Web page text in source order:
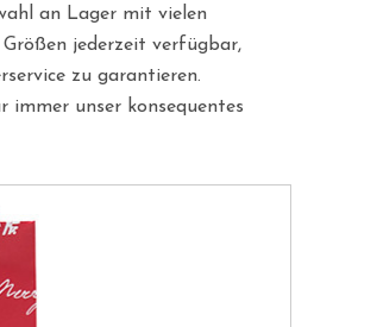
an Lager mit vielen
Größen jederzeit verfügbar,
zu garantieren.
immer unser konsequentes